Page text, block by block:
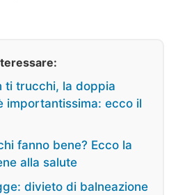
ti trucchi, la doppia
importantissima: ecco il
fanno bene? Ecco la
alla salute
divieto di balneazione